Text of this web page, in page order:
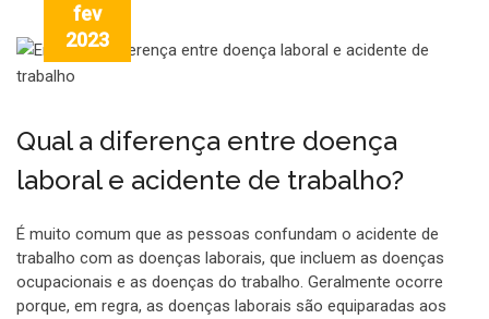
fev
2023
Qual a diferença entre doença
laboral e acidente de trabalho?
É muito comum que as pessoas confundam o acidente de
trabalho com as doenças laborais, que incluem as doenças
ocupacionais e as doenças do trabalho. Geralmente ocorre
porque, em regra, as doenças laborais são equiparadas aos